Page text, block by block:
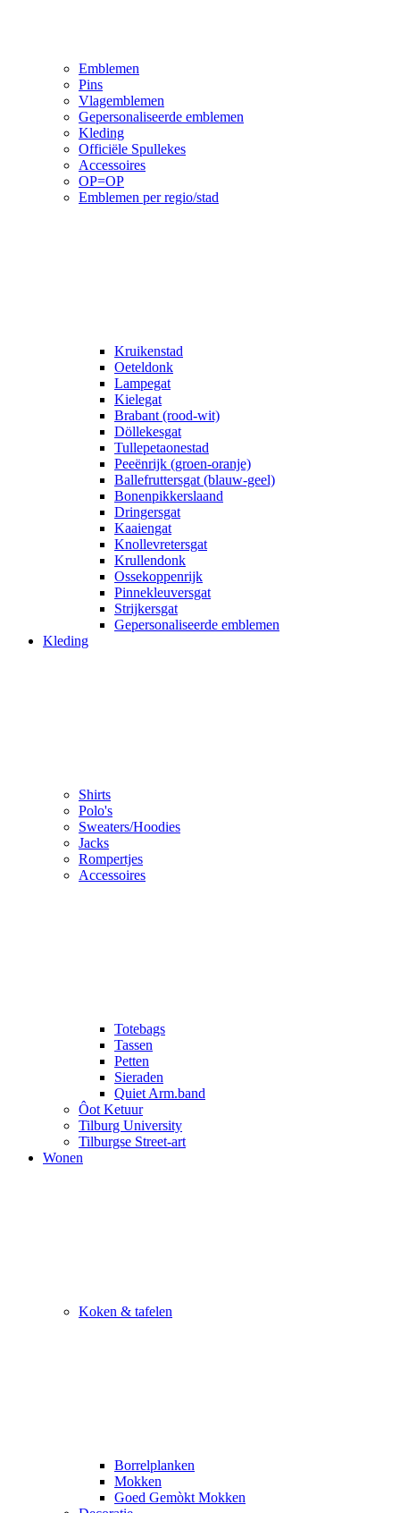
Emblemen
Pins
Vlagemblemen
Gepersonaliseerde emblemen
Kleding
Officiële Spullekes
Accessoires
OP=OP
Emblemen per regio/stad
Kruikenstad
Oeteldonk
Lampegat
Kielegat
Brabant (rood-wit)
Döllekesgat
Tullepetaonestad
Peeënrijk (groen-oranje)
Ballefruttersgat (blauw-geel)
Bonenpikkerslaand
Dringersgat
Kaaiengat
Knollevretersgat
Krullendonk
Ossekoppenrijk
Pinnekleuversgat
Strijkersgat
Gepersonaliseerde emblemen
Kleding
Shirts
Polo's
Sweaters/Hoodies
Jacks
Rompertjes
Accessoires
Totebags
Tassen
Petten
Sieraden
Quiet Arm.band
Ôot Ketuur
Tilburg University
Tilburgse Street-art
Wonen
Koken & tafelen
Borrelplanken
Mokken
Goed Gemòkt Mokken